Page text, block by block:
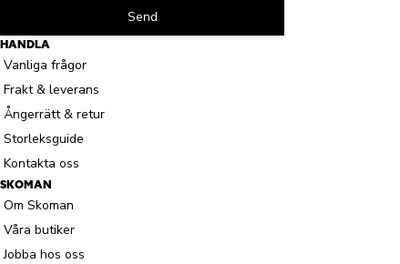
Send
HANDLA
Vanliga frågor
Frakt & leverans
Ångerrätt & retur
Storleksguide
Kontakta oss
SKOMAN
Om Skoman
Våra butiker
Jobba hos oss